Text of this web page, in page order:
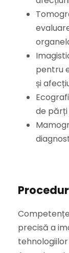
pentru
și
de părți
precisă a